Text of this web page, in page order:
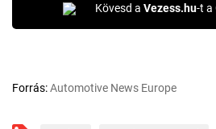
Kövesd a Vezess.hu-t a
Forrás:Automotive News Europe